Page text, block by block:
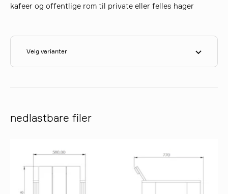
kafeer og offentlige rom til private eller felles hager
Velg varianter
nedlastbare filer